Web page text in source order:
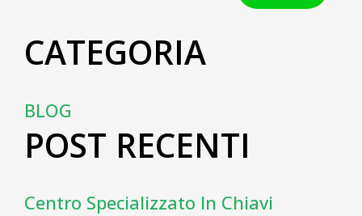
CATEGORIA
BLOG
POST RECENTI
Centro Specializzato In Chiavi